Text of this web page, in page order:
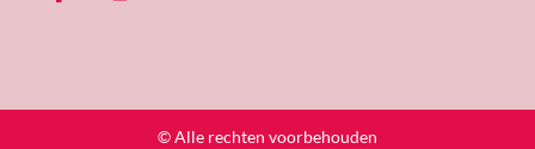
© Alle rechten voorbehouden